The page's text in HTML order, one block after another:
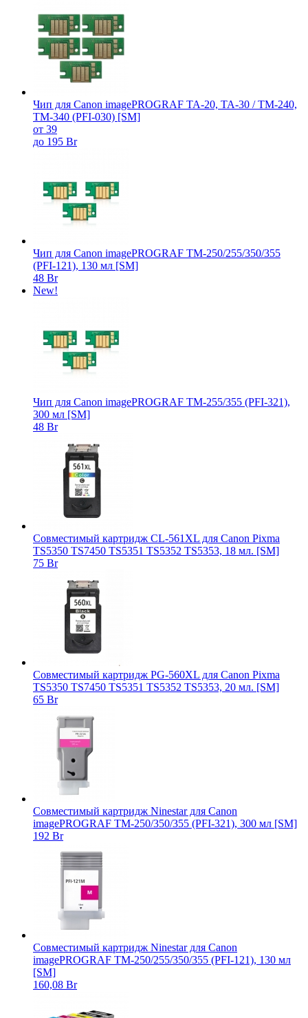
Чип для Canon imagePROGRAF TA-20, TA-30 / TM-240,
TM-340 (PFI-030) [SM]
от 39
до 195 Br
Чип для Canon imagePROGRAF TM-250/255/350/355
(PFI-121), 130 мл [SM]
48 Br
New!
Чип для Canon imagePROGRAF TM-255/355 (PFI-321),
300 мл [SM]
48 Br
Совместимый картридж CL-561XL для Canon Pixma
TS5350 TS7450 TS5351 TS5352 TS5353, 18 мл. [SM]
75 Br
Совместимый картридж PG-560XL для Canon Pixma
TS5350 TS7450 TS5351 TS5352 TS5353, 20 мл. [SM]
65 Br
Совместимый картридж Ninestar для Canon
imagePROGRAF TM-250/350/355 (PFI-321), 300 мл [SM]
192 Br
Совместимый картридж Ninestar для Canon
imagePROGRAF TM-250/255/350/355 (PFI-121), 130 мл
[SM]
160,08 Br